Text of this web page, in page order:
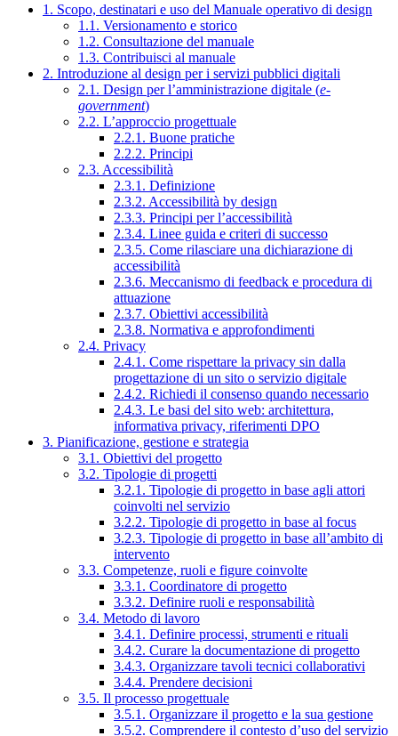
1. Scopo, destinatari e uso del Manuale operativo di design
1.1. Versionamento e storico
1.2. Consultazione del manuale
1.3. Contribuisci al manuale
2. Introduzione al design per i servizi pubblici digitali
2.1. Design per l’amministrazione digitale (e-
government)
2.2. L’approccio progettuale
2.2.1. Buone pratiche
2.2.2. Principi
2.3. Accessibilità
2.3.1. Definizione
2.3.2. Accessibilità by design
2.3.3. Principi per l’accessibilità
2.3.4. Linee guida e criteri di successo
2.3.5. Come rilasciare una dichiarazione di
accessibilità
2.3.6. Meccanismo di feedback e procedura di
attuazione
2.3.7. Obiettivi accessibilità
2.3.8. Normativa e approfondimenti
2.4. Privacy
2.4.1. Come rispettare la privacy sin dalla
progettazione di un sito o servizio digitale
2.4.2. Richiedi il consenso quando necessario
2.4.3. Le basi del sito web: architettura,
informativa privacy, riferimenti DPO
3. Pianificazione, gestione e strategia
3.1. Obiettivi del progetto
3.2. Tipologie di progetti
3.2.1. Tipologie di progetto in base agli attori
coinvolti nel servizio
3.2.2. Tipologie di progetto in base al focus
3.2.3. Tipologie di progetto in base all’ambito di
intervento
3.3. Competenze, ruoli e figure coinvolte
3.3.1. Coordinatore di progetto
3.3.2. Definire ruoli e responsabilità
3.4. Metodo di lavoro
3.4.1. Definire processi, strumenti e rituali
3.4.2. Curare la documentazione di progetto
3.4.3. Organizzare tavoli tecnici collaborativi
3.4.4. Prendere decisioni
3.5. Il processo progettuale
3.5.1. Organizzare il progetto e la sua gestione
3.5.2. Comprendere il contesto d’uso del servizio